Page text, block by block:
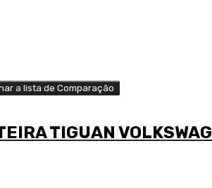
a lista de Comparação
TIGUAN